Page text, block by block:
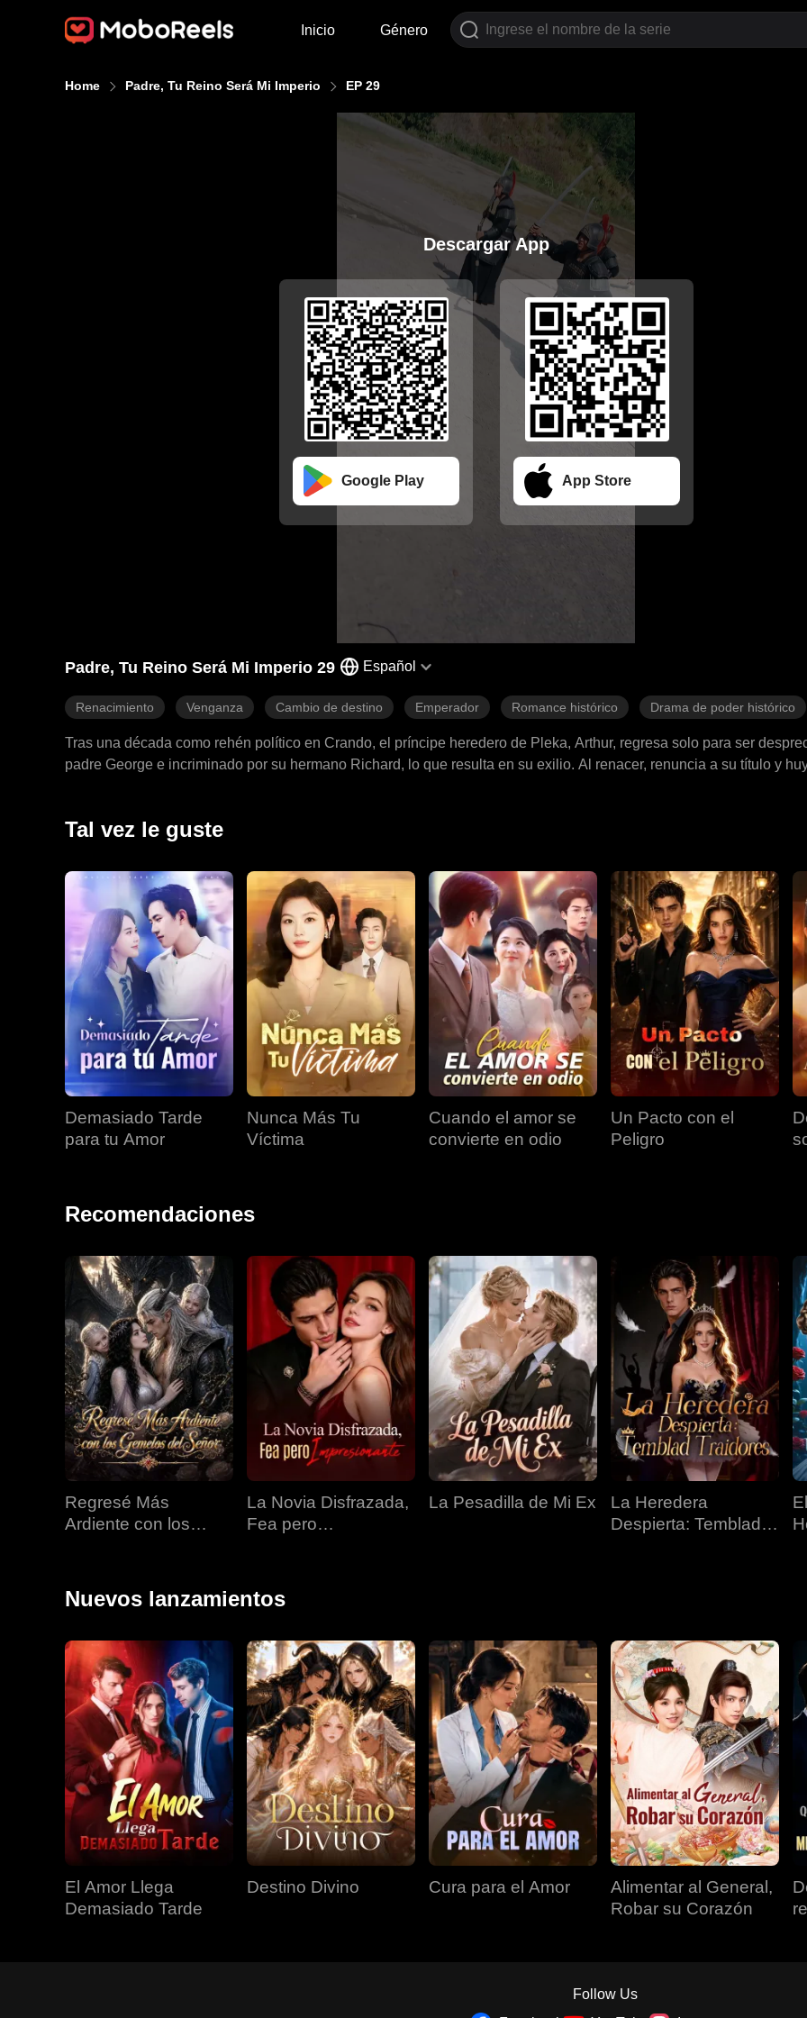
Inicio Género
Home Padre, Tu Reino Será Mi Imperio EP 29
Descargar App
Google Play App Store
Padre, Tu Reino Será Mi Imperio 29 Español
Renacimiento Venganza Cambio de destino Emperador Romance histórico Drama de poder histórico
Tras una década como rehén político en Crando, el príncipe heredero de Pleka, Arthur, regresa solo para ser
padre George e incriminado por su hermano Richard, lo que resulta en su exilio. Al renacer, renuncia a su título y
destrona a George y aplasta a una coalición de seis naciones, capturando a sus gobernantes para reclamar el
Tal vez le guste
Demasiado Tarde
para tu Amor
Nunca Más Tu
Víctima
Cuando el amor se
convierte en odio
Un Pacto con el
Peligro
Recomendaciones
Regresé Más
Ardiente con los
La Novia Disfrazada,
Fea pero
La Pesadilla de Mi Ex
La Heredera
Despierta: Temblad
Nuevos lanzamientos
El Amor Llega
Demasiado Tarde
Destino Divino Cura para el Amor
Alimentar al General,
Robar su Corazón
Follow Us